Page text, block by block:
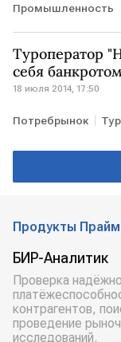
Промышленность
Туроператор
себя
18 июля 2014, 17:50
Потребрынок
Продукты
БИР-Аналитик
Проверка
контрагентов,
проведение
исследований.